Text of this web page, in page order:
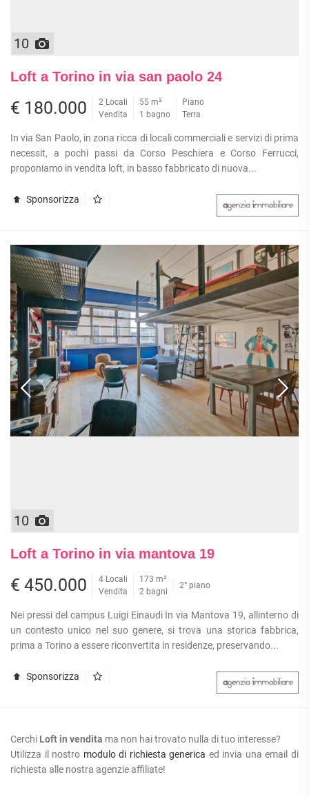
10
Loft a Torino in via san paolo 24
€ 180.000
2 Locali
Vendita
55 m²
1 bagno
Piano
Terra
In via San Paolo, in zona ricca di locali commerciali e servizi di prima
necessit, a pochi passi da Corso Peschiera e Corso Ferrucci,
proponiamo in vendita loft, in basso fabbricato di nuova...
Sponsorizza
10
Loft a Torino in via mantova 19
€ 450.000
4 Locali
Vendita
173 m²
2 bagni
2° piano
Nei pressi del campus Luigi Einaudi In via Mantova 19, allinterno di
un contesto unico nel suo genere, si trova una storica fabbrica,
prima a Torino a essere riconvertita in residenze, preservando...
Sponsorizza
Cerchi Loft in vendita ma non hai trovato nulla di tuo interesse?
Utilizza il nostro modulo di richiesta generica ed invia una email di
richiesta alle nostra agenzie affiliate!